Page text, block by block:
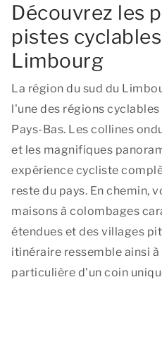
Découvrez les
pistes
Limbourg
La région du sud du
l'une des régions
Pays-Bas. Les collines
et les magnifiques
expérience cycliste
reste du pays. En chemin,
maisons à colombages
étendues et des villages
itinéraire ressemble ainsi
particulière d'un coin